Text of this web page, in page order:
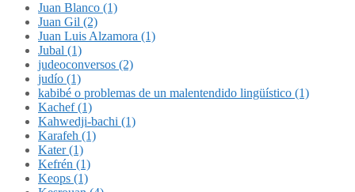
Juan Blanco (1)
Juan Gil (2)
Juan Luis Alzamora (1)
Jubal (1)
judeoconversos (2)
judío (1)
kabibé o problemas de un malentendido lingüístico (1)
Kachef (1)
Kahwedji-bachi (1)
Karafeh (1)
Kater (1)
Kefrén (1)
Keops (1)